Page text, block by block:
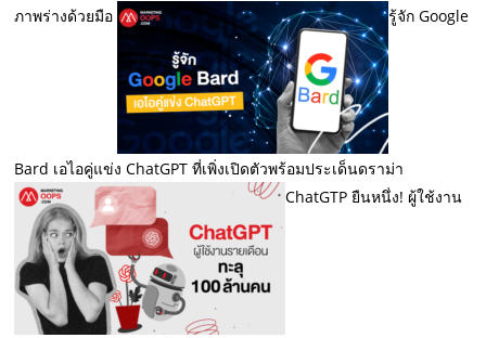
ภาพร่างด้วยมือ
รู้จัก Google
Bard เอไอคู่แข่ง ChatGPT ที่เพิ่งเปิดตัวพร้อมประเด็นดราม่า
ChatGTP ยืนหนึ่ง! ผู้ใช้งาน